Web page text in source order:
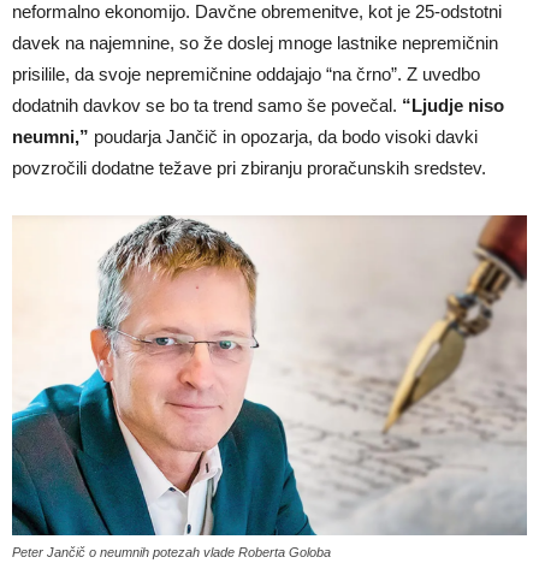
neformalno ekonomijo. Davčne obremenitve, kot je 25-odstotni
davek na najemnine, so že doslej mnoge lastnike nepremičnin
prisilile, da svoje nepremičnine oddajajo “na črno”. Z uvedbo
dodatnih davkov se bo ta trend samo še povečal. “Ljudje niso
neumni,” poudarja Jančič in opozarja, da bodo visoki davki
povzročili dodatne težave pri zbiranju proračunskih sredstev.
Peter Jančič o neumnih potezah vlade Roberta Goloba